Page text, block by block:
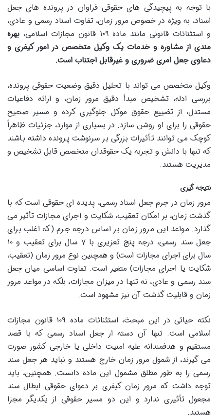
با توجه به پیچیدگی های حقوقی فراوان در پرونده های جعل
اسناد، به ویژه در خصوص مرور زمان، تفاوت اسناد رسمی و عادی،
و استثنائات قانونی مانند ماده ۱۰۹ قانون مجازات اسلامی،
بهره
مندی از مشاوره و خدمات یک وکیل متخصص در امور کیفری و
دعاوی جعل امری ضروری و غیرقابل اجتناب است.
وکیل متخصص می تواند با تحلیل دقیق وضعیت حقوقی پرونده،
بررسی ادله، تشخیص مبدأ دقیق مرور زمان، و ارائه دفاعیات
مستدل، از تضییع حقوق موکل جلوگیری کرده و مسیر صحیح
حقوقی را برای او روشن سازد. در بسیاری از موارد، جزئیات ظاهراً
کوچک می توانند تأثیرات بزرگی بر سرنوشت پرونده داشته باشند
که تنها با دانش و تجربه یک حقوقدان متخصص قابل تشخیص و
مدیریت هستند.
نتیجه گیری
مرور زمان در جرم جعل اسناد رسمی، پدیده ای حقوقی است که با
گذشت زمان، بر امکان تعقیب، شکایت و اجرای مجازات تأثیر می
گذارد. مواعد این مرور زمان بر اساس درجه جرم (که اغلب برای
جعل سند رسمی، درجه پنج تعزیری با ۷ سال برای تعقیب و ۱۰
سال برای اجرای مجازات است) و همچنین نوع مرور زمان (تعقیب،
شکایت یا اجرای مجازات) متغیر است. تفاوت اساسی میان جعل
سند رسمی و عادی، نه تنها در میزان مجازات، بلکه در مواعد مرور
زمان و قابلیت گذشت آن نیز مشهود است.
نکته حیاتی در این مبحث، استثنائات ماده ۱۰۹ قانون مجازات
اسلامی است. تنها آن دسته از جعل اسناد رسمی که با قصد
مستقیم و هدفمندانه علیه امنیت داخلی یا خارجی کشور صورت
می گیرند، از شمول مرور زمان خارج هستند و نباید هر جعل سند
رسمی را به طور مطلق مشمول این ماده دانست. همچنین، باید
توجه داشت که مرور زمان کیفری بر دعوای حقوقی ابطال سند
مجعول تأثیری ندارد و این دو مسیر حقوقی از یکدیگر مجزا
هستند.